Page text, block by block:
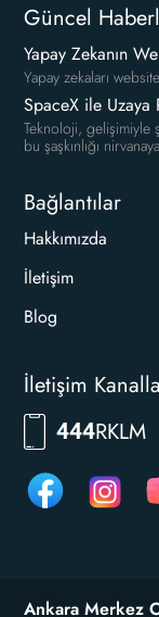
Güncel
Yapay Zekanın
Yapay zekaları
SpaceX ile Uzaya
Teknoloji, gelişimiyle
bu şaşkınlığı
Bağlantılar
Hakkımızda
İletişim
Blog
İletişim
444RKLM
Ankara Merkez